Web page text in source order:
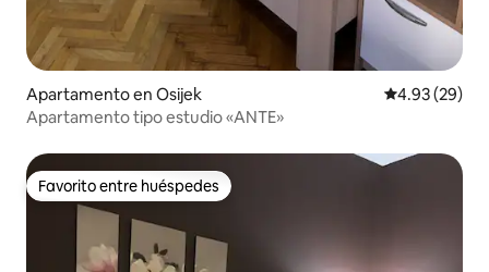
Apartamento en Osijek Calificación
4.93 (29)
Apartamento tipo estudio «ANTE»
Favorito entre huéspedes
Favorito entre huéspedes